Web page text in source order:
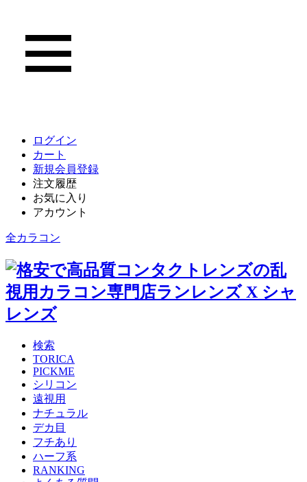
ログイン
カート
新規会員登録
注文履歴
お気に入り
アカウント
全カラコン
検索
TORICA
PICKME
シリコン
遠視用
ナチュラル
デカ目
フチあり
ハーフ系
RANKING